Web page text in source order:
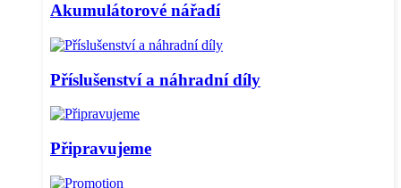
Akumulátorové nářadí
Příslušenství a náhradní díly
Připravujeme